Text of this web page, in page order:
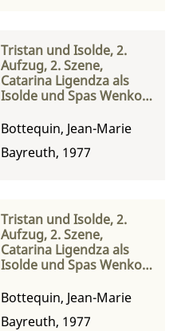
Tristan und Isolde, 2.
Aufzug, 2. Szene,
Catarina Ligendza als
Isolde und Spas Wenkoff
Bottequin, Jean-Marie
Bayreuth, 1977
Tristan und Isolde, 2.
Aufzug, 2. Szene,
Catarina Ligendza als
Isolde und Spas Wenkoff
Bottequin, Jean-Marie
Bayreuth, 1977